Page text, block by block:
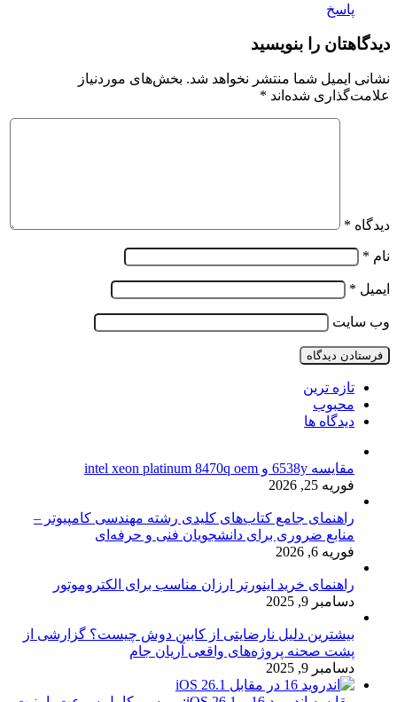
پاسخ
دیدگاهتان را بنویسید
نشانی ایمیل شما منتشر نخواهد شد. بخش‌های موردنیاز
علامت‌گذاری شده‌اند *
دیدگاه *
نام *
ایمیل *
وب‌ سایت
تازه ترین
محبوب
دیدگاه ها
مقایسه 6538y و intel xeon platinum 8470q oem
فوریه 25, 2026
راهنمای جامع کتاب‌های کلیدی رشته مهندسی کامپیوتر –
منابع ضروری برای دانشجویان فنی و حرفه‌ای
فوریه 6, 2026
راهنمای خرید اینورتر ارزان مناسب برای الکتروموتور
دسامبر 9, 2025
بیشترین دلیل نارضایتی از کابین دوش چیست؟ گزارشی از
پشت صحنه پروژه‌های واقعی آریان جام
دسامبر 9, 2025